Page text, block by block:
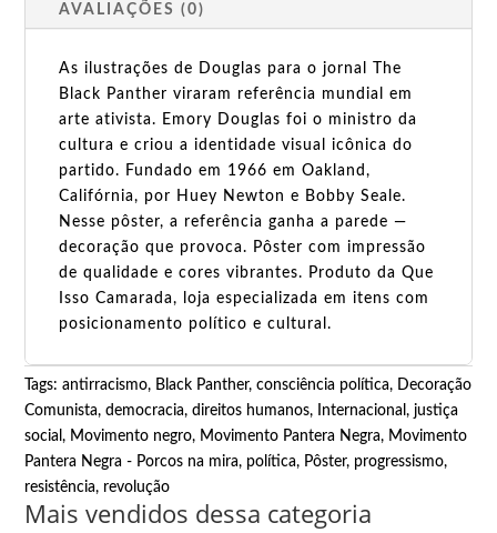
AVALIAÇÕES (0)
As ilustrações de Douglas para o jornal The
Black Panther viraram referência mundial em
arte ativista. Emory Douglas foi o ministro da
cultura e criou a identidade visual icônica do
partido. Fundado em 1966 em Oakland,
Califórnia, por Huey Newton e Bobby Seale.
Nesse pôster, a referência ganha a parede —
decoração que provoca. Pôster com impressão
de qualidade e cores vibrantes. Produto da Que
Isso Camarada, loja especializada em itens com
posicionamento político e cultural.
Tags:antirracismo, Black Panther,consciência política, Decoração
Comunista,democracia,direitos humanos, Internacional,justiça
social, Movimento negro, Movimento Pantera Negra, Movimento
Pantera Negra - Porcos na mira, política, Pôster, progressismo,
resistência, revolução
Mais vendidos dessa categoria